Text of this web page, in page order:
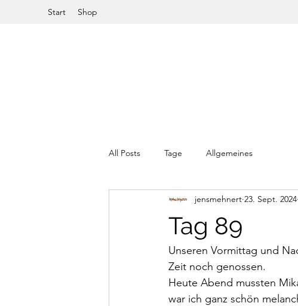
Start Shop
All Posts Tage Allgemeines
Tag 89
jensmehnert 23. Sept. 2024
Unseren Vormittag und
Zeit noch genossen.
Heute Abend mussten
war ich ganz schön